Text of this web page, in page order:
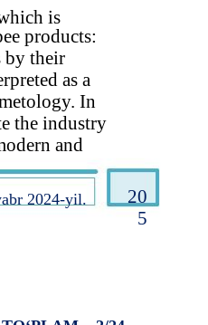
20
5
2024-yil.
is
products:
by their
as a
In
the industry
and